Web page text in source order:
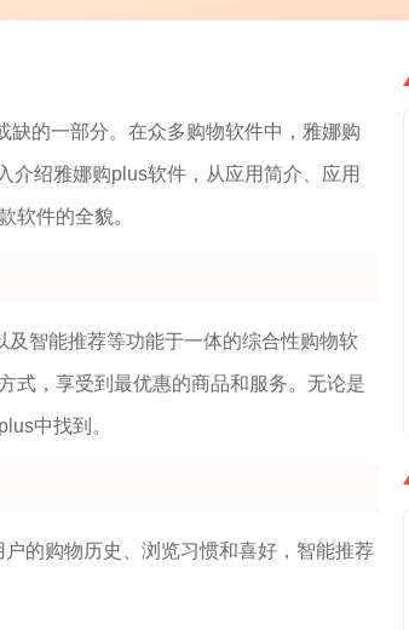
的一部分。在众多购物软件中，雅娜购
介绍雅娜购plus软件，从应用简介、应用
软件的全貌。
智能推荐等功能于一体的综合性购物软
式，享受到最优惠的商品和服务。无论是
中找到。
的购物历史、浏览习惯和喜好，智能推荐